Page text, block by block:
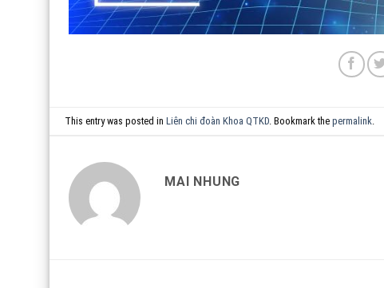
This entry was posted inLiên chi đoàn Khoa QTKD . Bookmark thepermalink
MAI NHUNG